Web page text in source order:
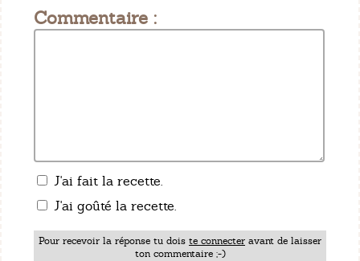
Commentaire :
J'ai fait la recette.
J'ai goûté la recette.
Pour recevoir la réponse tu dois te connecter avant de laisser
ton commentaire ;-)